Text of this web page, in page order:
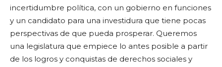
incertidumbre política, con un gobierno en funciones
y un candidato para una investidura que tiene pocas
perspectivas de que pueda prosperar. Queremos
una legislatura que empiece lo antes posible a partir
de los logros y conquistas de derechos sociales y